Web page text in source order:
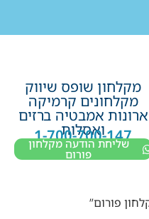
מקלחון שופס שיווק
מקלחונים קרמיקה
ארונות אמבטיה ברזים
ואסלות
1-700-700-147
שליחת הודעה מקלחון
פורום
פורום”